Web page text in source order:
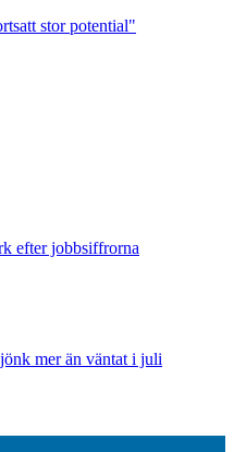
stor potential"
efter jobbsiffrorna
mer än väntat i juli